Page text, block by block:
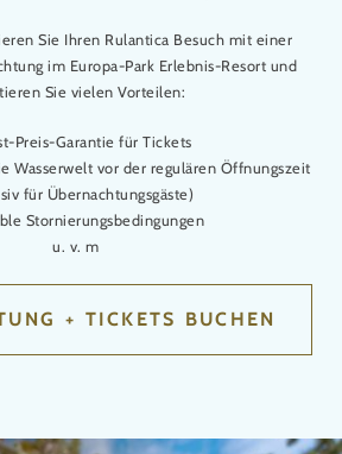
Sie Ihren Rulantica Besuch mit einer
im Europa-Park Erlebnis-Resort und
Sie vielen Vorteilen:
Preis-Garantie für Tickets
Wasserwelt vor der regulären Öffnungszeit
für Übernachtungsgäste)
Stornierungsbedingungen
u. v. m
+ TICKETS BUCHEN